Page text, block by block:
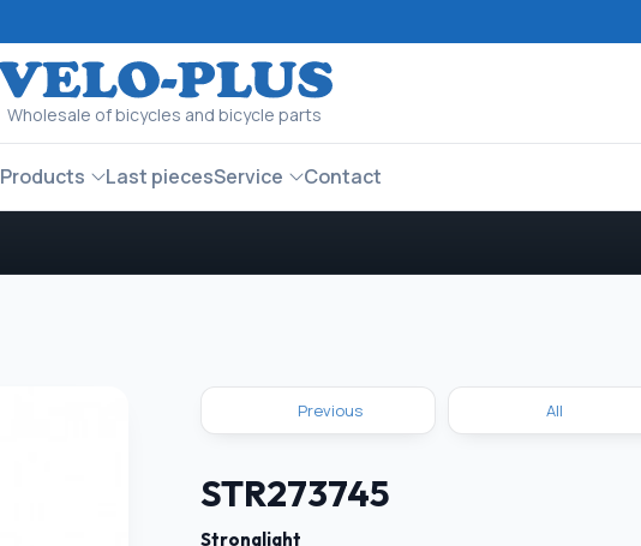
Wholesale of bicycles and bicycle parts
Products Last piecesService Contact
Previous All
STR273745
Stronglight